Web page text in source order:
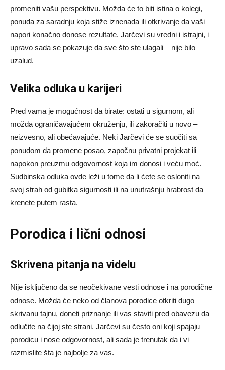
promeniti vašu perspektivu. Možda će to biti istina o kolegi,
ponuda za saradnju koja stiže iznenada ili otkrivanje da vaši
napori konačno donose rezultate. Jarčevi su vredni i istrajni, i
upravo sada se pokazuje da sve što ste ulagali – nije bilo
uzalud.
Velika odluka u karijeri
Pred vama je mogućnost da birate: ostati u sigurnom, ali
možda ograničavajućem okruženju, ili zakoračiti u novo –
neizvesno, ali obećavajuće. Neki Jarčevi će se suočiti sa
ponudom da promene posao, započnu privatni projekat ili
napokon preuzmu odgovornost koja im donosi i veću moć.
Sudbinska odluka ovde leži u tome da li ćete se osloniti na
svoj strah od gubitka sigurnosti ili na unutrašnju hrabrost da
krenete putem rasta.
Porodica i lični odnosi
Skrivena pitanja na videlu
Nije isključeno da se neočekivane vesti odnose i na porodične
odnose. Možda će neko od članova porodice otkriti dugo
skrivanu tajnu, doneti priznanje ili vas staviti pred obavezu da
odlučite na čijoj ste strani. Jarčevi su često oni koji spajaju
porodicu i nose odgovornost, ali sada je trenutak da i vi
razmislite šta je najbolje za vas.